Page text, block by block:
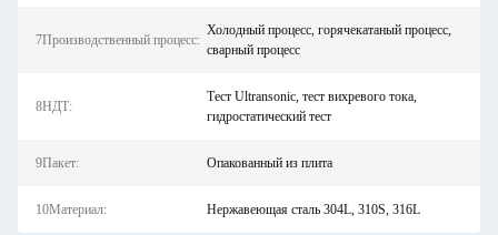
7Производственный процесс:
Холодный процесс, горячекатаный процесс,
сварный процесс
8НДТ:
Тест Ultransonic, тест вихревого тока,
гидростатический тест
9Пакет: Опакованный из плита
10Материал: Нержавеющая сталь 304L, 310S, 316L